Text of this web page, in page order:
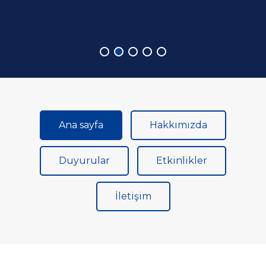
Ana sayfa Hakkımızda
Duyurular Etkinlikler
İletişim